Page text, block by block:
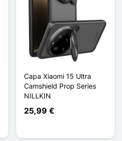
Capa Xiaomi 15 Ultra
Camshield Prop Series
NILLKIN
25,99 €